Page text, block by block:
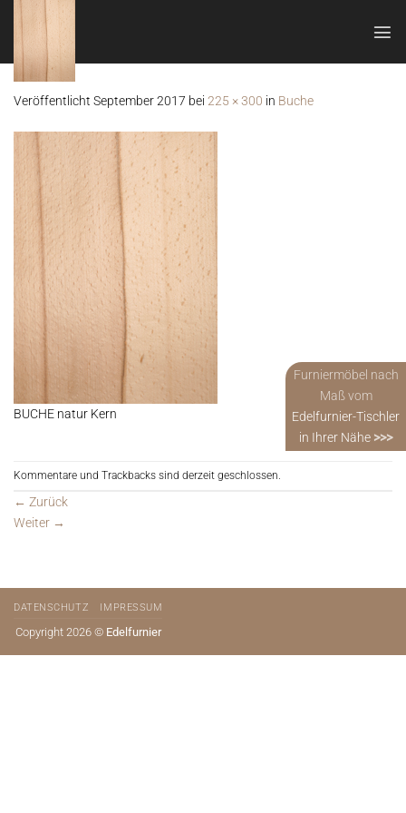
springen
Veröffentlicht September 2017 bei 225 × 300 in Buche
BUCHE natur Kern
Kommentare und Trackbacks sind derzeit geschlossen.
← Zurück
Weiter →
DATENSCHUTZ IMPRESSUM
Copyright 2026 © Edelfurnier
Furniermöbel nach
Maß vom
Edelfurnier-Tischler
in Ihrer Nähe >>>